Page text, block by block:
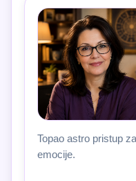
Topao astro pristup
emocije.